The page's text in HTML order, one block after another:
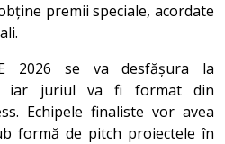
premii speciale, acordate
E 2026 se va desfășura la
iar juriul va fi format din
Echipele finaliste vor avea
formă de pitch proiectele în